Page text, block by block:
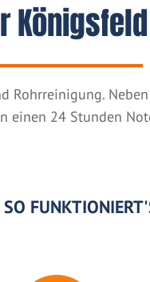
Königsfeld
Rohrreinigung.
einen 24 Stunden